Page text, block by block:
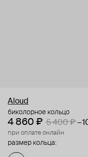
Aloud
биколорное кольцо
4 860 ₽ 5 400 ₽
при оплате онлайн
размер кольца: